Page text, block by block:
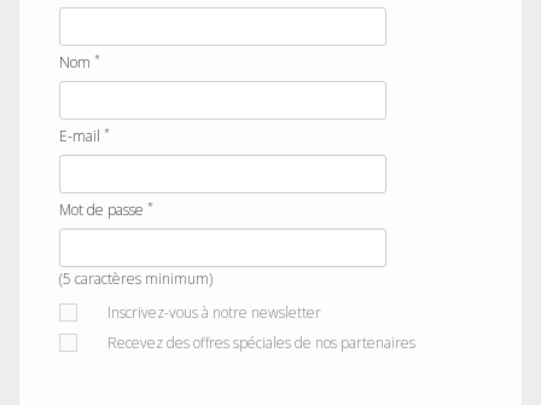
Nom *
E-mail *
Mot de passe *
(5 caractères minimum)
Inscrivez-vous à notre newsletter
Recevez des offres spéciales de nos partenaires